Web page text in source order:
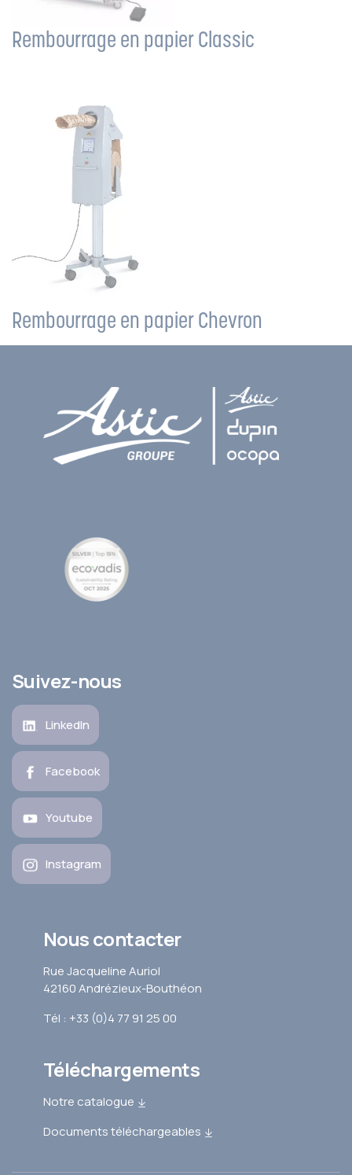
Rembourrage en papier Classic
Rembourrage en papier Chevron
Suivez-nous
LinkedIn
Facebook
Youtube
Instagram
Nous contacter
Rue Jacqueline Auriol
42160 Andrézieux-Bouthéon
Tél : +33 (0)4 77 91 25 00
Téléchargements
Notre catalogue
Documents téléchargeables